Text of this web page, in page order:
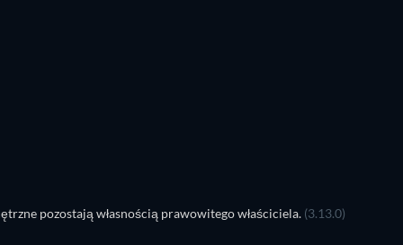
pozostają własnością prawowitego właściciela. (3.13.0)